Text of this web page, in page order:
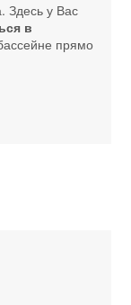
Здесь у Вас
в
прямо